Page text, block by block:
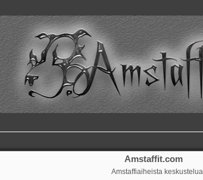
Amstaffit.com
Amstaffiaiheista keskustelua